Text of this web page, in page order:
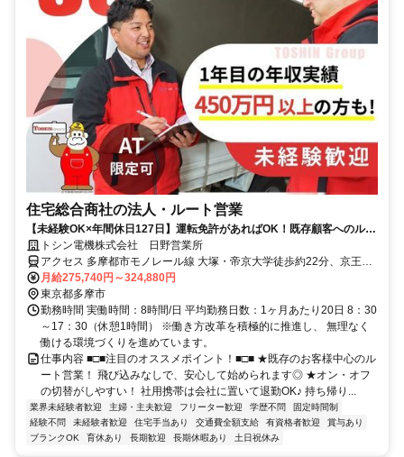
住宅総合商社の法人・ルート営業
【未経験OK×年間休日127日】運転免許があればOK！既存顧客へのルー
ト営業/賞与＆褒賞制度あり◎
トシン電機株式会社 日野営業所
アクセス 多摩都市モノレール線 大塚・帝京大学徒歩約22分、京王線
聖蹟桜ヶ丘西口徒歩約23分、京王線 百草園南口徒歩約25分
月給275,740円～324,880円
東京都多摩市
勤務時間 実働時間：8時間/日 平均勤務日数：1ヶ月あたり20日 8：30
～17：30（休憩1時間） ※働き方改革を積極的に推進し、 無理なく
働ける環境づくりを進めています。
仕事内容 ■□■注目のオススメポイント！■□■ ★既存のお客様中心のル
ート営業！ 飛び込みなしで、安心して始められます◎ ★オン・オフ
の切替がしやすい！ 社用携帯は会社に置いて退勤OK♪ 持ち帰り...
業界未経験者歓迎 主婦・主夫歓迎 フリーター歓迎 学歴不問
固定時間制
経験不問
未経験者歓迎 住宅手当あり 交通費全額支給 有資格者歓迎
賞与あり
ブランクOK
育休あり 長期歓迎 長期休暇あり 土日祝休み